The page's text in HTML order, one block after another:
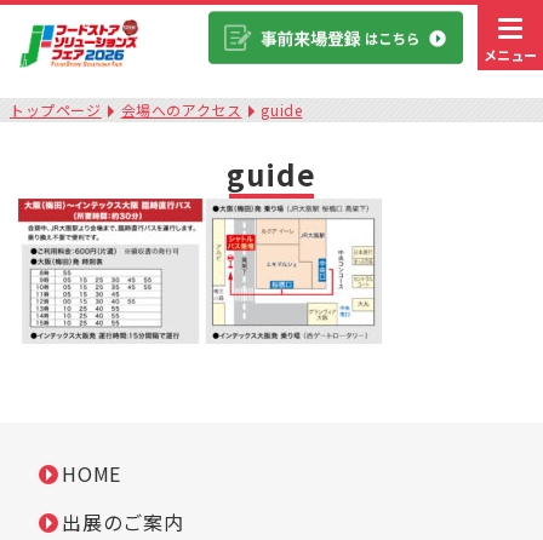
トップページ 会場へのアクセス guide
guide
HOME
出展のご案内
メニュー